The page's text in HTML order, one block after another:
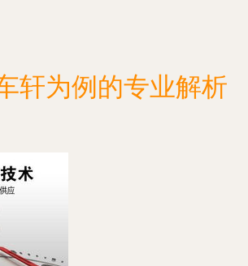
轩为例的专业解析